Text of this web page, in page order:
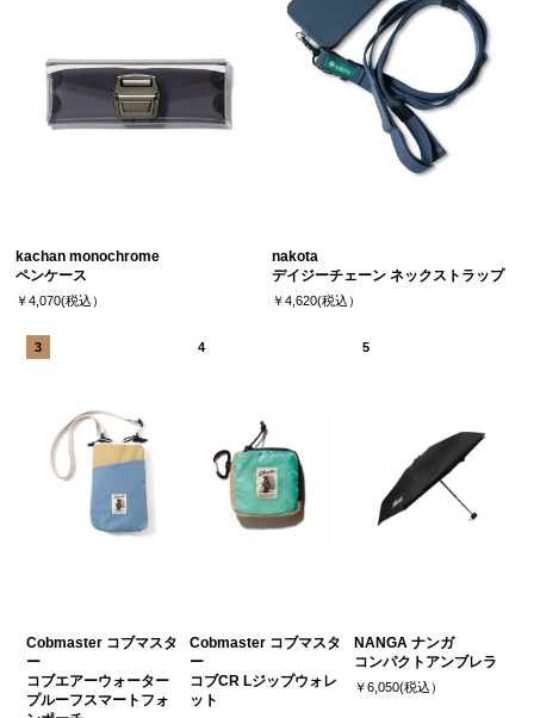
kachan monochrome
ペンケース
￥4,070(税込）
nakota
デイジーチェーン ネックストラップ
￥4,620(税込）
Cobmaster コブマスタ
ー
コブエアーウォーター
プルーフスマートフォ
Cobmaster コブマスタ
ー
コブCR Lジップウォレ
ット
NANGA ナンガ
コンパクトアンブレラ
￥6,050(税込）